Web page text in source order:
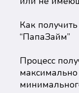
Как
“ПапаЗайм”
Процесс
максимально